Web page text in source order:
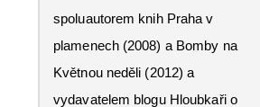
spoluautorem knih Praha v
plamenech (2008) a Bomby na
Květnou neděli (2012) a
vydavatelem blogu Hloubkaři o